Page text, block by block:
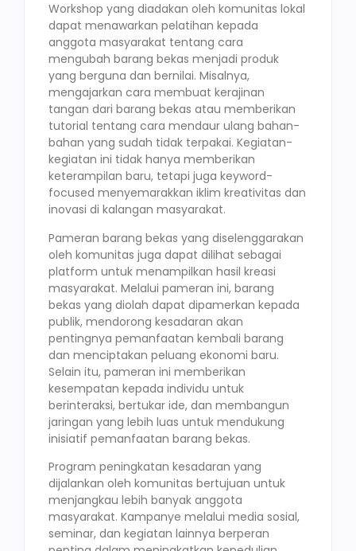
Workshop yang diadakan oleh komunitas lokal
dapat menawarkan pelatihan kepada
anggota masyarakat tentang cara
mengubah barang bekas menjadi produk
yang berguna dan bernilai. Misalnya,
mengajarkan cara membuat kerajinan
tangan dari barang bekas atau memberikan
tutorial tentang cara mendaur ulang bahan-
bahan yang sudah tidak terpakai. Kegiatan-
kegiatan ini tidak hanya memberikan
keterampilan baru, tetapi juga keyword-
focused menyemarakkan iklim kreativitas dan
inovasi di kalangan masyarakat.
Pameran barang bekas yang diselenggarakan
oleh komunitas juga dapat dilihat sebagai
platform untuk menampilkan hasil kreasi
masyarakat. Melalui pameran ini, barang
bekas yang diolah dapat dipamerkan kepada
publik, mendorong kesadaran akan
pentingnya pemanfaatan kembali barang
dan menciptakan peluang ekonomi baru.
Selain itu, pameran ini memberikan
kesempatan kepada individu untuk
berinteraksi, bertukar ide, dan membangun
jaringan yang lebih luas untuk mendukung
inisiatif pemanfaatan barang bekas.
Program peningkatan kesadaran yang
dijalankan oleh komunitas bertujuan untuk
menjangkau lebih banyak anggota
masyarakat. Kampanye melalui media sosial,
seminar, dan kegiatan lainnya berperan